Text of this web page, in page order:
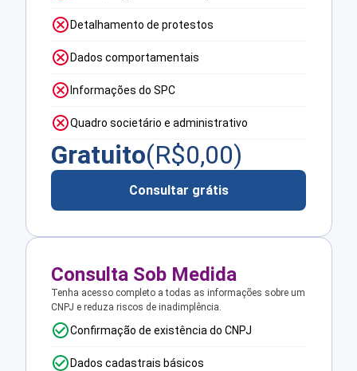
Detalhamento de protestos
Dados comportamentais
Informações do SPC
Quadro societário e administrativo
Gratuito(R$0,00)
Consultar grátis
Consulta Sob Medida
Tenha acesso completo a todas as informações sobre um
CNPJ e reduza riscos de inadimplência.
Confirmação de existência do CNPJ
Dados cadastrais básicos